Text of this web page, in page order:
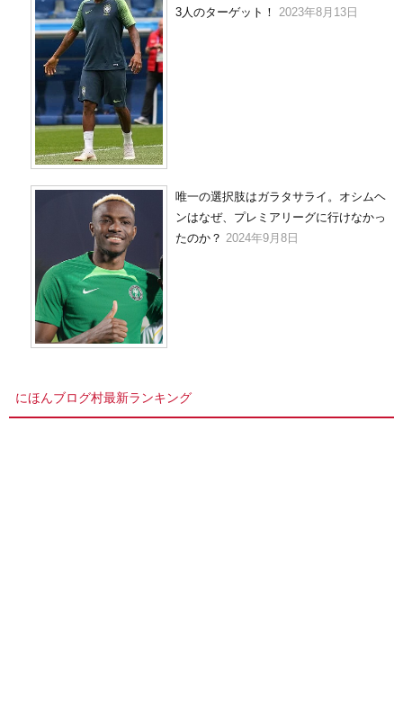
3人のターゲット！ 2023年8月13日
唯一の選択肢はガラタサライ。オシムヘ
ンはなぜ、プレミアリーグに行けなかっ
たのか？ 2024年9月8日
にほんブログ村最新ランキング